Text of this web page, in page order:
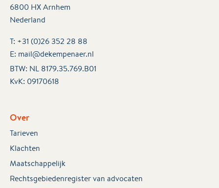
6800 HX Arnhem
Nederland
T: +31 (0)26 352 28 88
E: mail@dekempenaer.nl
BTW: NL 8179.35.769.B01
KvK: 09170618
Over
Tarieven
Klachten
Maatschappelijk
Rechtsgebiedenregister van advocaten